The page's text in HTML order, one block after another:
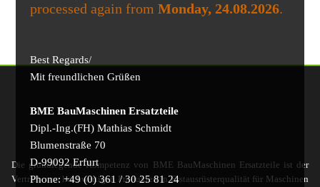
processed again fromMonday, 24.08.2026.
Best Regards/
Mit freundlichen Grüßen
BME BauMaschinen Ersatzteile
Dipl.-Ing.(FH) Mathias Schmidt
Blumenstraße 70
D-99092 Erfurt
Phone: +49 (0) 361 / 30 25 81 24
Die grundlegende Kompetenz von BME BauMaschinen Ersatzteile ist der
Vertrieb von hochwertigen Produkten in Erstausrüsterqualität für Maschinen